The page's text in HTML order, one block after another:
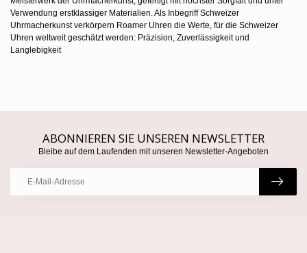
Verwendung erstklassiger Materialien. Als Inbegriff Schweizer
Uhrmacherkunst verkörpern Roamer Uhren die Werte, für die Schweizer
Uhren weltweit geschätzt werden: Präzision, Zuverlässigkeit und
Langlebigkeit
ABONNIEREN SIE UNSEREN NEWSLETTER
Bleibe auf dem Laufenden mit unseren Newsletter-Angeboten